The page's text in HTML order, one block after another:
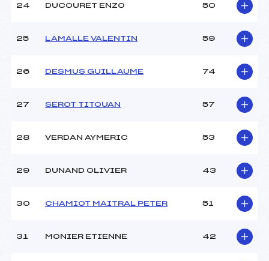
24 DUCOURET ENZO 50
25 LAMALLE VALENTIN 59
26 DESMUS GUILLAUME 74
27 SEROT TITOUAN 57
28 VERDAN AYMERIC 53
29 DUNAND OLIVIER 43
30 CHAMIOT MAITRAL PETER 51
31 MONIER ETIENNE 42